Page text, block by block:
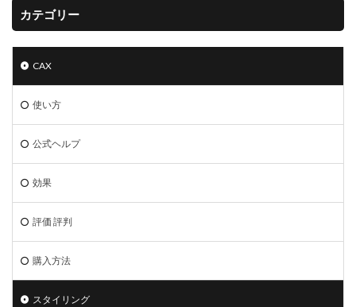
カテゴリー
CAX
使い方
公式ヘルプ
効果
評価 評判
購入方法
スタイリング